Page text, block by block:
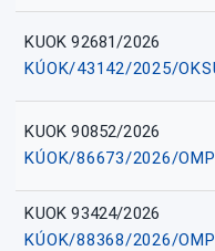
KUOK 92681/2026
KÚOK/43142/2025/
KUOK 90852/2026
KÚOK/86673/2026/
KUOK 93424/2026
KÚOK/88368/2026/